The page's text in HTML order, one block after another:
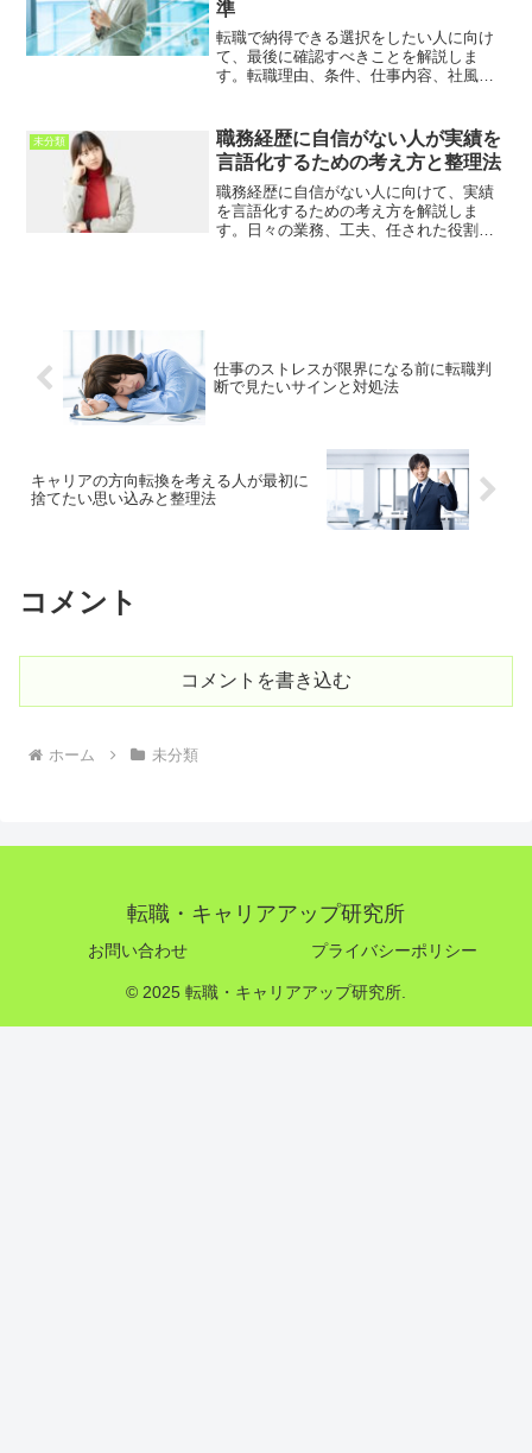
準
転職で納得できる選択をしたい人に向け
て、最後に確認すべきことを解説しま
す。転職理由、条件、仕事内容、社風、
す。
未分類
職務経歴に自信がない人が実績を
言語化するための考え方と整理法
職務経歴に自信がない人に向けて、実績
を言語化するための考え方を解説しま
す。日々の業務、工夫、任された役割、
仕事のストレスが限界になる前に転職判
断で見たいサインと対処法
キャリアの方向転換を考える人が最初に
捨てたい思い込みと整理法
コメント
コメントを書き込む
ホーム 未分類
転職・キャリアアップ研究所
お問い合わせ プライバシーポリシー
© 2025 転職・キャリアアップ研究所.